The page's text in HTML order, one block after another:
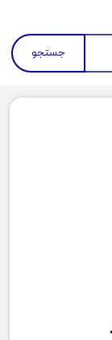
جستجو